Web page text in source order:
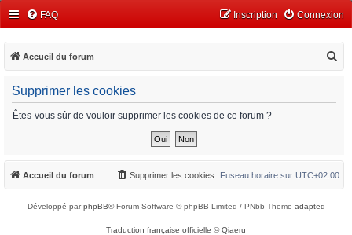
FAQ Connexion
Inscription
Accueil du forum
h
Supprimer les cookies
Êtes-vous sûr de vouloir supprimer les cookies de ce forum ?
Accueil du forum Fuseau horaire sur UTC+02:00
Supprimer les cookies
Développé parphpBB® Forum Software © phpBB Limited / PNbb Theme adapted
Traduction française officielle ©Qiaeru